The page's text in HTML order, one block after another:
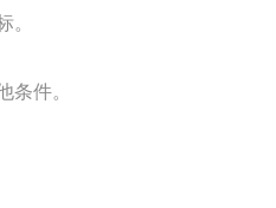
。
条件。